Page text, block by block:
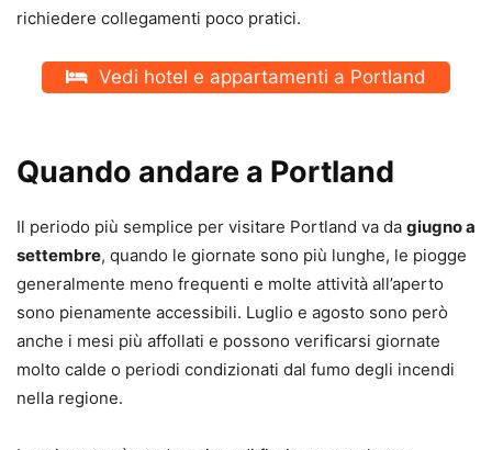
richiedere collegamenti poco pratici.
Vedi hotel e appartamenti a Portland
Quando andare a Portland
Il periodo più semplice per visitare Portland va da giugno a
settembre, quando le giornate sono più lunghe, le piogge
generalmente meno frequenti e molte attività all’aperto
sono pienamente accessibili. Luglio e agosto sono però
anche i mesi più affollati e possono verificarsi giornate
molto calde o periodi condizionati dal fumo degli incendi
nella regione.